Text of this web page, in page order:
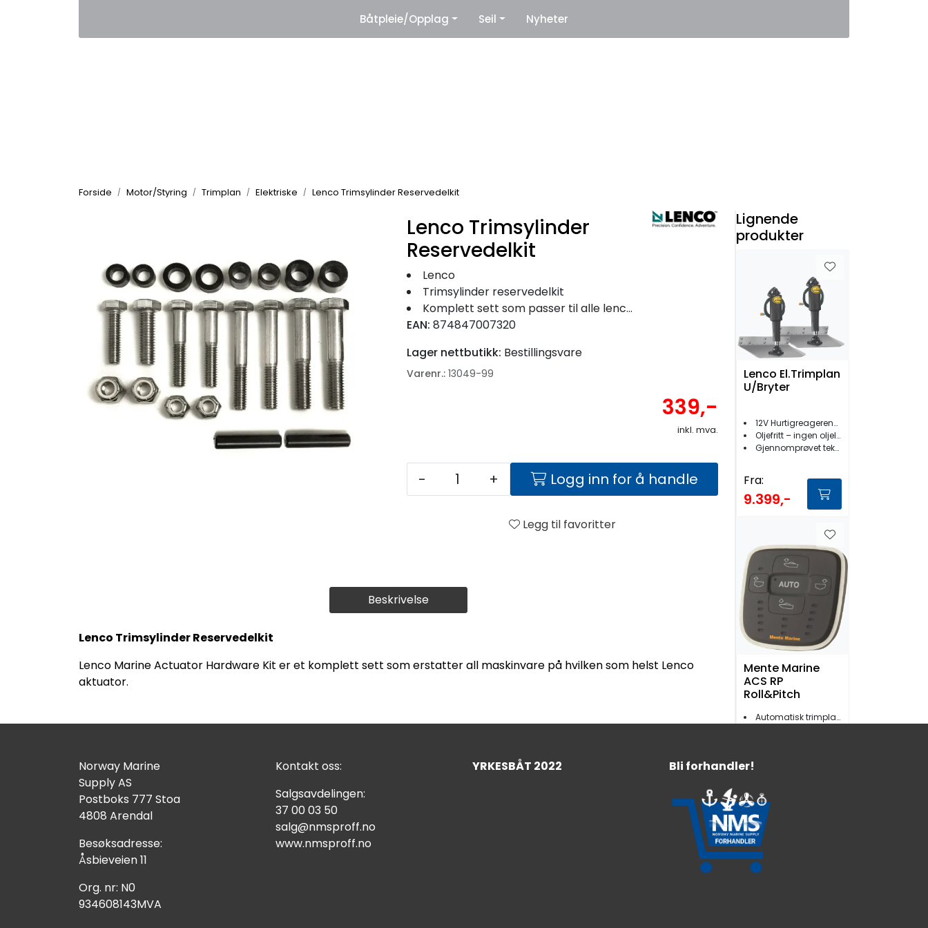
Leverandører
Båtpleie/Opplag Seil Nyheter
Forside Motor/Styring Trimplan Elektriske Lenco Trimsylinder Reservedelkit
Beskrivelse
Lenco Trimsylinder Reservedelkit
Lenco Marine Actuator Hardware Kit er et komplett sett som erstatter all maskinvare på hvilken som helst Lenco
aktuator.
Lenco Trimsylinder
Reservedelkit
Lenco
Trimsylinder reservedelkit
Komplett sett som passer til alle lenco aktuator
EAN: 874847007320
Lager nettbutikk: Bestillingsvare
Varenr.: 13049-99
339,-
inkl. mva.
- + Logg inn for å handle
Legg til favoritter
Lignende
produkter
Lenco El.Trimplan
U/Bryter
12V Hurtigreagerende syrefaste plan
Oljefritt – ingen oljelekkasjer
Gjennomprøvet teknologi
Fra:
9.399,-
Mente Marine
ACS RP
Roll&Pitch
Automatisk trimplankontroll
Norway Marine
Supply AS
Postboks 777 Stoa
4808 Arendal
Besøksadresse:
Åsbieveien 11
Org. nr: N0
934608143MVA
Kontakt oss:
Salgsavdelingen:
37 00 03 50
salg@nmsproff.no
www.nmsproff.no
YRKESBÅT 2022 Bli forhandler!